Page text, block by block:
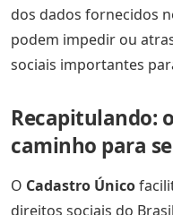
dos dados fornecidos
podem impedir ou
sociais importantes
Recapitulando:
caminho para
O Cadastro Único
direitos sociais do